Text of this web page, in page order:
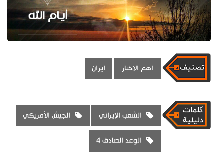
اهم الاخبار ايران
الشعب الإيراني الجيش الأمريكي
الوعد الصادق 4